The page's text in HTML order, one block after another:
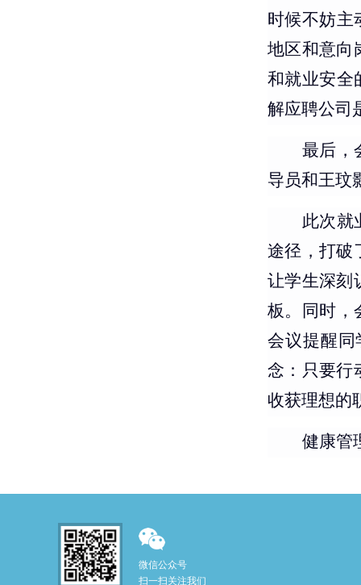
时候不妨主
地区和意向
和就业安全
解应聘公司
最后，
导员和王玟
此次就
途径，打破
让学生深刻
板。同时，
会议提醒同
念：只要行
收获理想的
健康管
微信公众号
扫一扫关注我们